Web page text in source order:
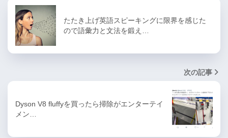
たたき上げ英語スピーキングに限界を感じた
ので語彙力と文法を鍛え…
次の記事
Dyson V8 fluffyを買ったら掃除がエンターテイ
メン…